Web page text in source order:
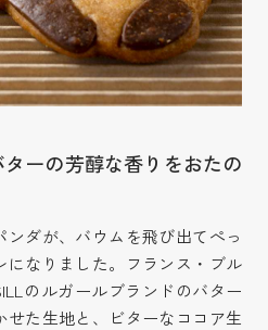
ーの芳醇な香りをおたの
ダが、バウムを飛び出てぺっ
になりました。フランス・ブル
のルガールブランドのバター
せた生地と、ビターなココア生